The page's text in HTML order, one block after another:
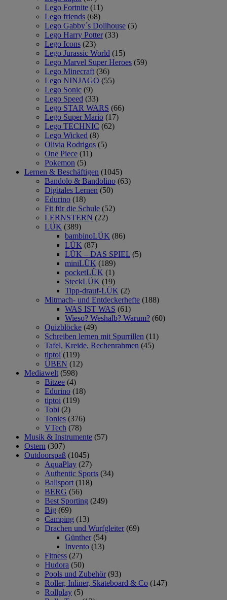
Lego Fortnite (11)
Lego friends (68)
Lego Gabby´s Dollhouse (5)
Lego Harry Potter (33)
Lego Icons (23)
Lego Jurassic World (15)
Lego Marvel Super Heroes (59)
Lego Minecraft (36)
Lego NINJAGO (55)
Lego Sonic (9)
Lego Speed (33)
Lego STAR WARS (66)
Lego Super Mario (17)
Lego TECHNIC (62)
Lego Wicked (8)
Olivia Rodrigos (5)
One Piece (11)
Pokemon (5)
Lernen & Beschäftigen (1045)
Bandolo & Bandolino (63)
Digitales Lernen (50)
Edurino (18)
Fit für die Schule (52)
LERNSTERN (22)
LÜK (389)
bambinoLÜK (86)
LÜK (87)
LÜK – DAS SPIEL (5)
miniLÜK (189)
pocketLÜK (1)
SteckLÜK (19)
Tipp-drauf-LÜK (2)
Mitmach- und Entdeckerhefte (188)
WAS IST WAS (61)
Wieso? Weshalb? Warum? (60)
Quizblöcke (49)
Schreiben lernen mit Spurrillen (11)
Tafel, Kreide, Rechenrahmen (45)
tiptoi (119)
ÜBEN (12)
Mediawelt (598)
Bitzee (4)
Edurino (18)
tiptoi (119)
Tobi (2)
Tonies (376)
VTech (78)
Musik & Instrumente (57)
Ostern (307)
Outdoorspaß (1045)
AquaPlay (27)
Authentic Sports (34)
Ballsport (118)
BERG (56)
Best Sporting (249)
Big (69)
Camping (13)
Drachen und Wurfgleiter (69)
Günther (54)
Invento (13)
Fitness (27)
Hudora (50)
Pools und Zubehör (93)
Roller, Inliner, Skateboard & Co (147)
Rollplay (5)